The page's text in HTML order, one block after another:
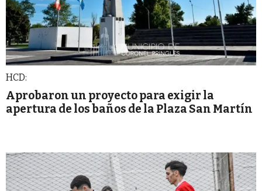
HCD:
Aprobaron un proyecto para exigir la
apertura de los baños de la Plaza San Martín